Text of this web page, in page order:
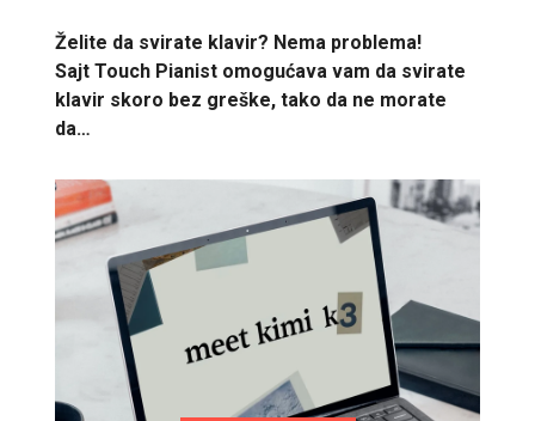
Želite da svirate klavir? Nema problema!
Sajt Touch Pianist omogućava vam da svirate
klavir skoro bez greške, tako da ne morate
da…